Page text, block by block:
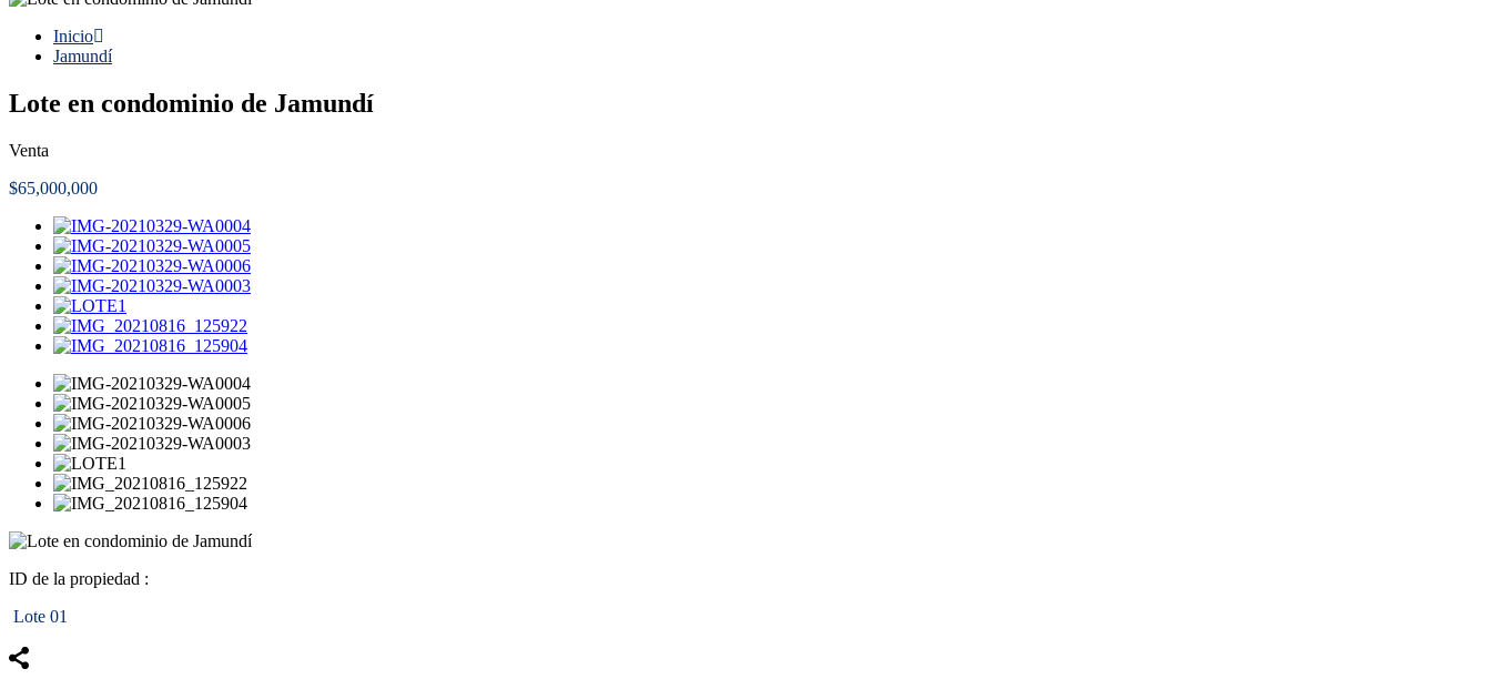
Inicio
Jamundí
Lote en condominio de Jamundí
Venta
$65,000,000
ID de la propiedad :
Lote 01